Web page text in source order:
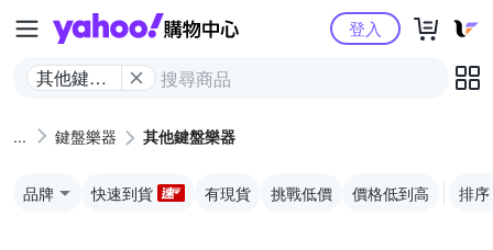
Yahoo購物中心
其他鍵盤
登入
鍵盤樂器 其他鍵盤樂器
品牌 快速到貨 有現貨 挑戰低價 價格低到高 排序